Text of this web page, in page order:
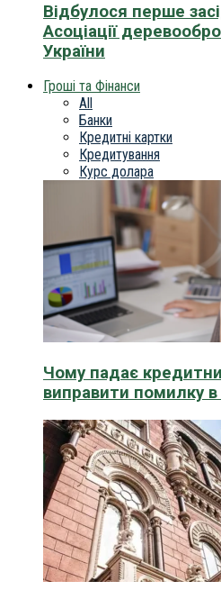
Відбулося перше
Асоціації
України
Гроші та Фінанси
All
Банки
Кредитні картки
Кредитування
Курс долара
Чому падає
виправити помилку в